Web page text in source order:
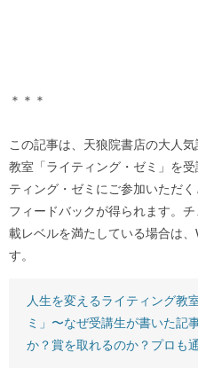
＊＊＊
この記事は、天狼院書店の大人
教室「ライティング・ゼミ」を
ティング・ゼミにご参加いただ
フィードバックが得られます。
載レベルを満たしている場合は
す。
人生を変えるライティング教
ミ」〜なぜ受講生が書いた記
か？賞を取れるのか？プロも